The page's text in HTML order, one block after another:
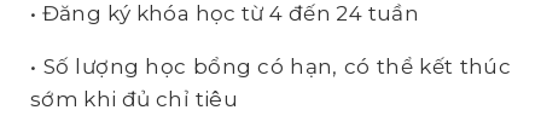
• Đăng ký khóa học từ 4 đến 24 tuần
• Số lượng học bổng có hạn, có thể kết thúc
sớm khi đủ chỉ tiêu